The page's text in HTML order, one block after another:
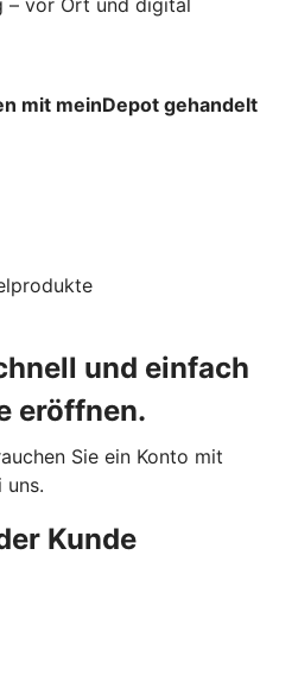
mit meinDepot gehandelt
und einfach
eröffnen.
Sie ein Konto mit
uns.
Kunde